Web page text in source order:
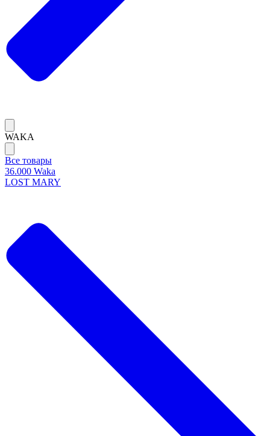
WAKA
Все товары
36.000 Waka
LOST MARY